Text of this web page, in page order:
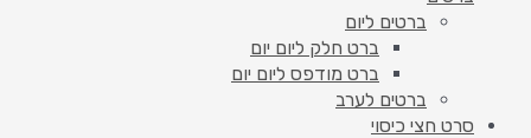
ברטים ליום
ברט חלק ליום יום
ברט מודפס ליום יום
ברטים לערב
סרט חצי כיסוי